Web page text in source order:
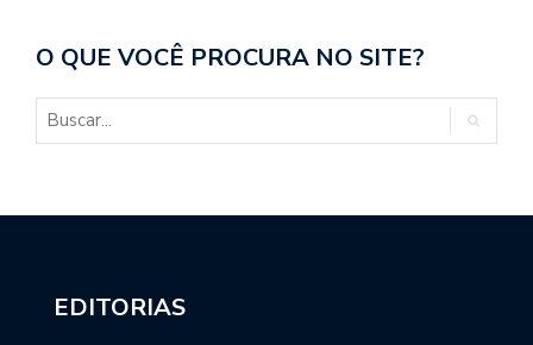
O QUE VOCÊ PROCURA NO SITE?
EDITORIAS